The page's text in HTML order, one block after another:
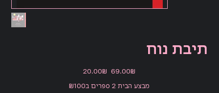
תיבת נוח
מחיר
מקורי
‏69.00 ‏₪
מחיר
מבצע
‏20.00 ‏₪
מבצע הבית 2 ספרים ב₪100